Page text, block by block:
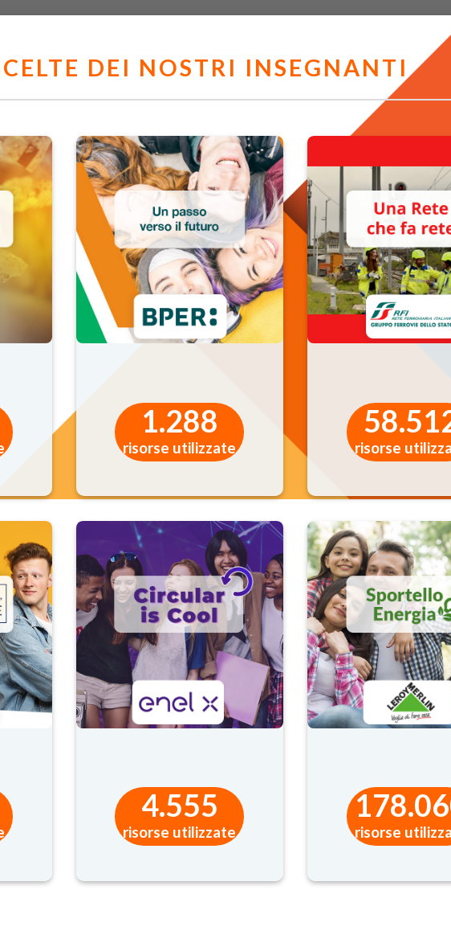
DEI NOSTRI INSEGNANTI
1.288
risorse utilizzate risorse
4.555
risorse utilizzate risorse
enti pubblici e privati e giovani che hanno concluso il loro percorso formativo
temi valoriali anche con riguardo alle competenze del futuro ed invitare
di tutti i contenuti offerti.
(e-mail, numero di telefono) residenza, scuola o università frequentata,
scuole pubbliche e private di ogni ordine e grado per mettere a loro
le loro classi ed eventi digitali formativi.
(e-mail, numero di telefono) dati anagrafici, nonché altri dati di natura comune.
della persona all’interno dell’organizzazione istituzionale o
(e-mail, numero di telefono) dati anagrafici, nonché altri dati di natura comune
PERSONALI?
eventi formativi, webinar di formazione;
di interesse formativo, educativo;
professionale e culturale;
personale;
che non prevalgano tuoi interessi o diritti e libertà fondamentali.
PER FINALITÀ DI MARKETING
dei tuoi dati e in occasione di ogni comunicazione effettuata per le
di opt-out disponibile in ogni comunicazione ricevuta, oppure
del trattamento ti verrà dato immediato riscontro.
per consentire un’efficace gestione delle nostre community.
TUE INFORMAZIONI?
Community di EducazioneDigitale.it ci impegniamo a non comunicare
né nei confronti di altre parti terze.
i tuoi dati con il promotore del singolo percorso a cui hai aderito,